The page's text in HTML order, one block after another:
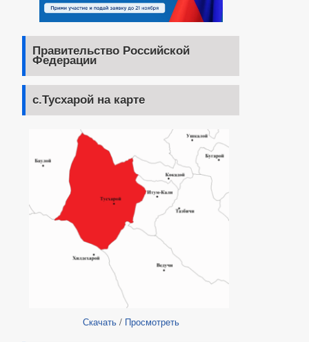
Правительство Российской
Федерации
с.Тусхарой на карте
Скачать/ Просмотреть